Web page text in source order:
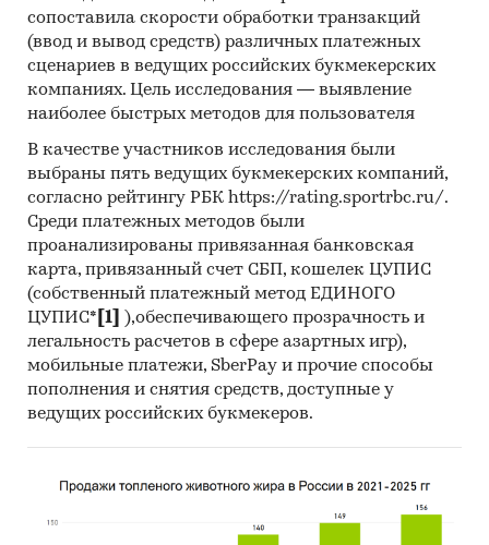
творог и творожные продукты
Информация о продажах молочной
продукции детализирована по секторам
рынка:
госзакупки
промышленная переработка
HoReCa
розничная торговля
Розничная торговля молочной продукцией
детализирована по типам торговли:
несетевая розница
онлайн-торговля
сетевая розница
Представлены рейтинги продаж молочной
сопоставила скорости обработки транзакций
(ввод и вывод средств) различных платежных
сценариев в ведущих российских букмекерских
компаниях. Цель исследования — выявление
наиболее быстрых методов для пользователя
В качестве участников исследования были
выбраны пять ведущих букмекерских компаний,
согласно рейтингу РБК https://rating.sportrbc.ru/.
Среди платежных методов были
проанализированы привязанная банковская
карта, привязанный счет СБП, кошелек ЦУПИС
(собственный платежный метод ЕДИНОГО
ЦУПИС* [1]
),обеспечивающего прозрачность и
легальность расчетов в сфере азартных игр),
мобильные платежи, SberPay и прочие способы
пополнения и снятия средств, доступные у
ведущих российских букмекеров.